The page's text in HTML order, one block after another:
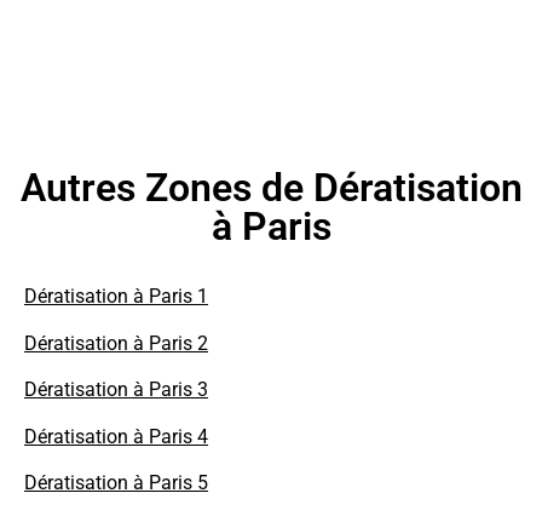
Autres Zones de Dératisation
à Paris
Dératisation à Paris 1
Dératisation à Paris 2
Dératisation à Paris 3
Dératisation à Paris 4
Dératisation à Paris 5